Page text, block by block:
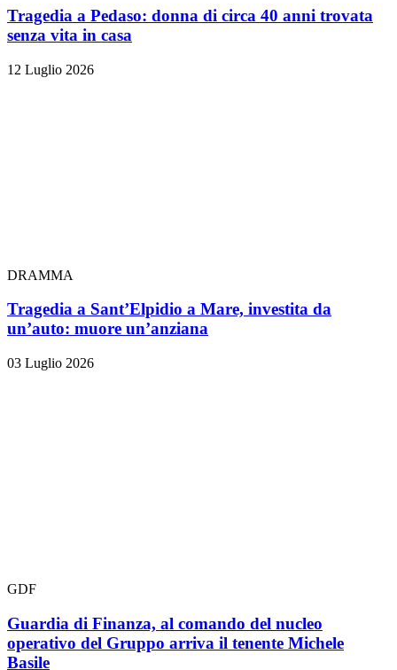
Tragedia a Pedaso: donna di circa 40 anni trovata
senza vita in casa
12 Luglio 2026
DRAMMA
Tragedia a Sant’Elpidio a Mare, investita da
un’auto: muore un’anziana
03 Luglio 2026
GDF
Guardia di Finanza, al comando del nucleo
operativo del Gruppo arriva il tenente Michele
Basile